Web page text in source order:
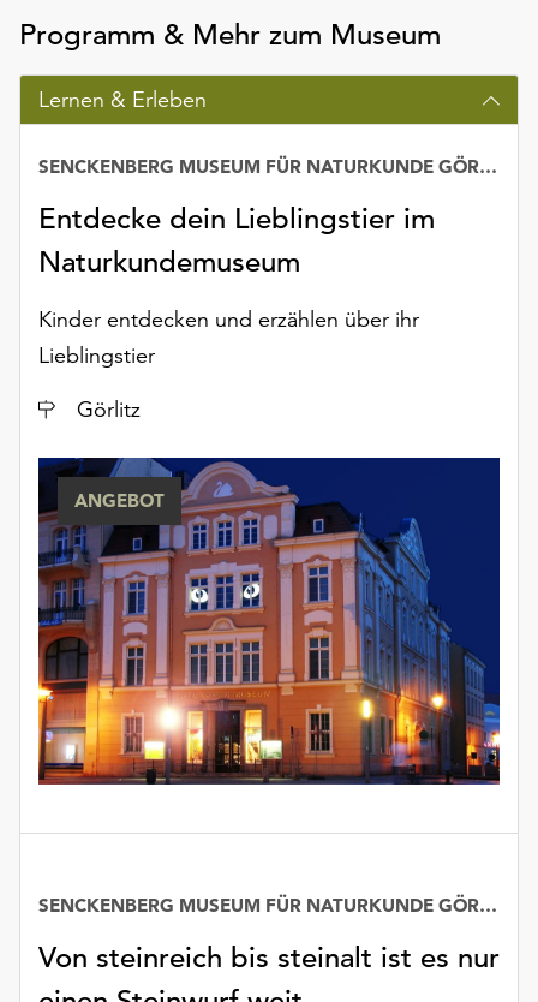
verwendeten
Cookies
anpassen,
erreichen
die
über
die
Schaltfläche
Weitere
Informationen
finden
unserer
Datenschutzerklärung
oder
dem
Impressum
Programm & Mehr zum Museum
Lernen & Erleben
Entdecke dein Lieblingstier im
Naturkundemuseum
SENCKENBERG MUSEUM FÜR NATURKUNDE GÖRLITZ
Kinder entdecken und erzählen über ihr
Lieblingstier
Ort
Görlitz
ANGEBOT
Von steinreich bis steinalt ist es nur
SENCKENBERG MUSEUM FÜR NATURKUNDE GÖRLITZ